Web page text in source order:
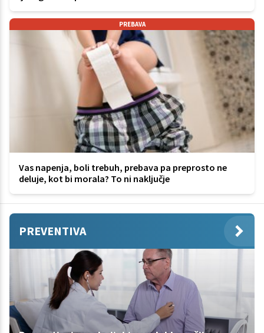
PREBAVA
Vas napenja, boli trebuh, prebava pa preprosto ne
deluje, kot bi morala? To ni naključje
PREVENTIVA